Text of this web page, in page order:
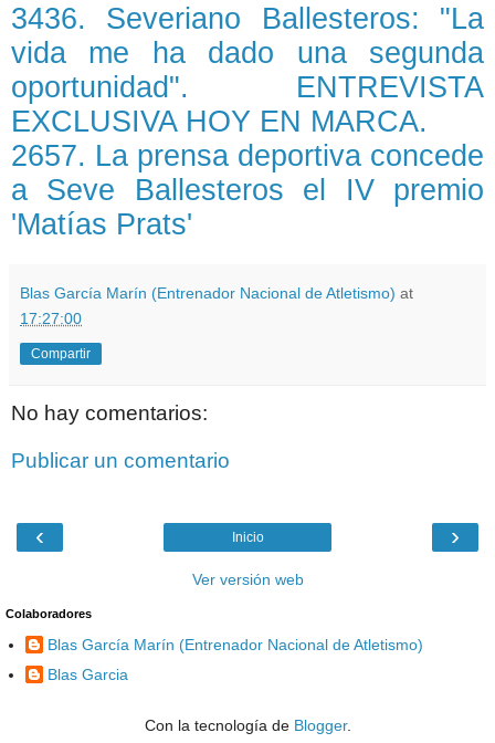
3436. Severiano Ballesteros: "La
vida me ha dado una segunda
oportunidad". ENTREVISTA
EXCLUSIVA HOY EN MARCA.
2657. La prensa deportiva concede
a Seve Ballesteros el IV premio
'Matías Prats'
Blas García Marín (Entrenador Nacional de Atletismo) at
17:27:00
Compartir
No hay comentarios:
Publicar un comentario
‹ ›
Inicio
Ver versión web
Colaboradores
Blas García Marín (Entrenador Nacional de Atletismo)
Blas Garcia
Con la tecnología de Blogger.